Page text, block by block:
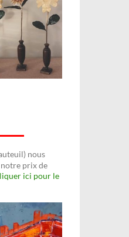
nous
prix de
ici pour le